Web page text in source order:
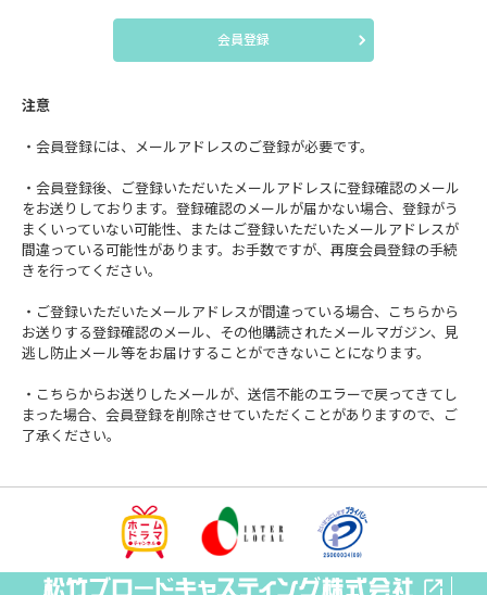
会員登録
注意
・会員登録には、メールアドレスのご登録が必要です。
・会員登録後、ご登録いただいたメールアドレスに登録確認のメール
をお送りしております。登録確認のメールが届かない場合、登録がう
まくいっていない可能性、またはご登録いただいたメールアドレスが
間違っている可能性があります。お手数ですが、再度会員登録の手続
きを行ってください。
・ご登録いただいたメールアドレスが間違っている場合、こちらから
お送りする登録確認のメール、その他購読されたメールマガジン、見
逃し防止メール等をお届けすることができないことになります。
・こちらからお送りしたメールが、送信不能のエラーで戻ってきてし
まった場合、会員登録を削除させていただくことがありますので、ご
了承ください。